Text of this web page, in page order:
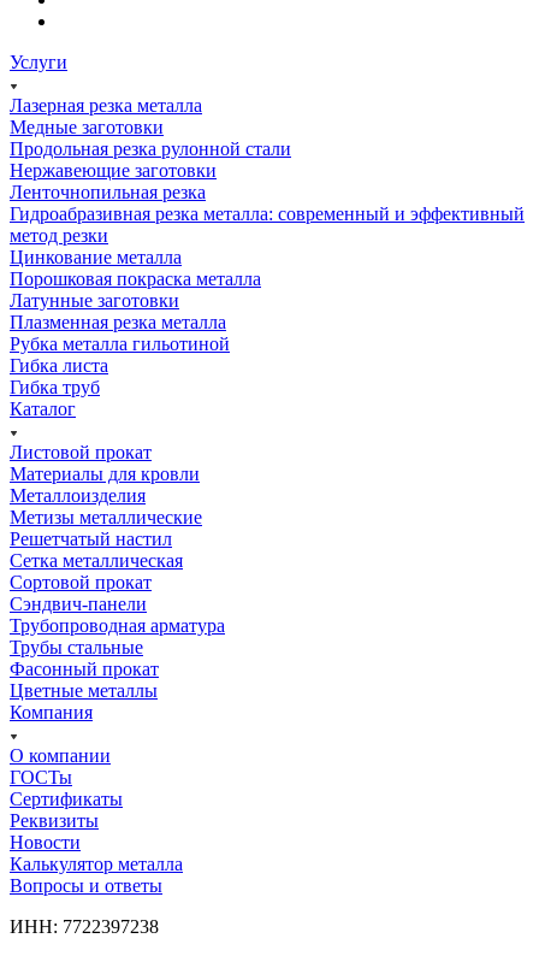
Услуги
Лазерная резка металла
Медные заготовки
Продольная резка рулонной стали
Нержавеющие заготовки
Ленточнопильная резка
Гидроабразивная резка металла: современный и эффективный
метод резки
Цинкование металла
Порошковая покраска металла
Латунные заготовки
Плазменная резка металла
Рубка металла гильотиной
Гибка листа
Гибка труб
Каталог
Листовой прокат
Материалы для кровли
Металлоизделия
Метизы металлические
Решетчатый настил
Сетка металлическая
Сортовой прокат
Сэндвич-панели
Трубопроводная арматура
Трубы стальные
Фасонный прокат
Цветные металлы
Компания
О компании
ГОСТы
Сертификаты
Реквизиты
Новости
Калькулятор металла
Вопросы и ответы
ИНН: 7722397238